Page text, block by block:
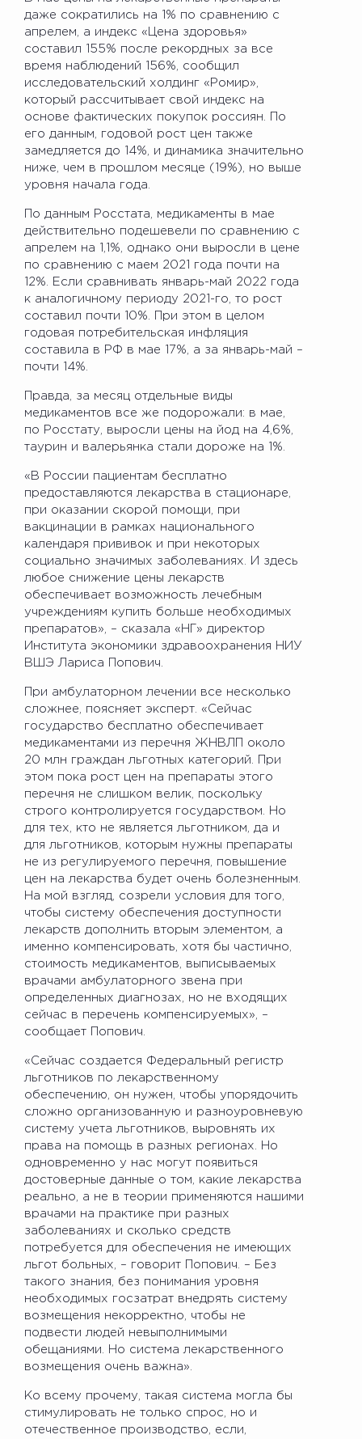
даже сократились на 1% по сравнению с
апрелем, а индекс «Цена здоровья»
составил 155% после рекордных за все
время наблюдений 156%, сообщил
исследовательский холдинг «Ромир»,
который рассчитывает свой индекс на
основе фактических покупок россиян. По
его данным, годовой рост цен также
замедляется до 14%, и динамика значительно
ниже, чем в прошлом месяце (19%), но выше
уровня начала года.
По данным Росстата, медикаменты в мае
действительно подешевели по сравнению с
апрелем на 1,1%, однако они выросли в цене
по сравнению с маем 2021 года почти на
12%. Если сравнивать январь-май 2022 года
к аналогичному периоду 2021-го, то рост
составил почти 10%. При этом в целом
годовая потребительская инфляция
составила в РФ в мае 17%, а за январь-май –
почти 14%.
Правда, за месяц отдельные виды
медикаментов все же подорожали: в мае,
по Росстату, выросли цены на йод на 4,6%,
таурин и валерьянка стали дороже на 1%.
«В России пациентам бесплатно
предоставляются лекарства в стационаре,
при оказании скорой помощи, при
вакцинации в рамках национального
календаря прививок и при некоторых
социально значимых заболеваниях. И здесь
любое снижение цены лекарств
обеспечивает возможность лечебным
учреждениям купить больше необходимых
препаратов», – сказала «НГ» директор
Института экономики здравоохранения НИУ
ВШЭ Лариса Попович.
При амбулаторном лечении все несколько
сложнее, поясняет эксперт. «Сейчас
государство бесплатно обеспечивает
медикаментами из перечня ЖНВЛП около
20 млн граждан льготных категорий. При
этом пока рост цен на препараты этого
перечня не слишком велик, поскольку
строго контролируется государством. Но
для тех, кто не является льготником, да и
для льготников, которым нужны препараты
не из регулируемого перечня, повышение
цен на лекарства будет очень болезненным.
На мой взгляд, созрели условия для того,
чтобы систему обеспечения доступности
лекарств дополнить вторым элементом, а
именно компенсировать, хотя бы частично,
стоимость медикаментов, выписываемых
врачами амбулаторного звена при
определенных диагнозах, но не входящих
сейчас в перечень компенсируемых», –
сообщает Попович.
«Сейчас создается Федеральный регистр
льготников по лекарственному
обеспечению, он нужен, чтобы упорядочить
сложно организованную и разноуровневую
систему учета льготников, выровнять их
права на помощь в разных регионах. Но
одновременно у нас могут появиться
достоверные данные о том, какие лекарства
реально, а не в теории применяются нашими
врачами на практике при разных
заболеваниях и сколько средств
потребуется для обеспечения не имеющих
льгот больных, – говорит Попович. – Без
такого знания, без понимания уровня
необходимых госзатрат внедрять систему
возмещения некорректно, чтобы не
подвести людей невыполнимыми
обещаниями. Но система лекарственного
возмещения очень важна».
Ко всему прочему, такая система могла бы
стимулировать не только спрос, но и
отечественное производство, если,